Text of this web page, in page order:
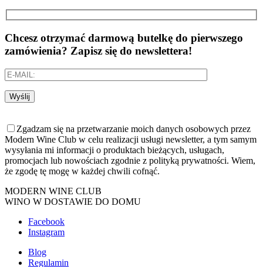
Chcesz otrzymać darmową butelkę do pierwszego
zamówienia? Zapisz się do newslettera!
Wyślij
Zgadzam się na przetwarzanie moich danych osobowych przez
Modern Wine Club w celu realizacji usługi newsletter, a tym samym
wysyłania mi informacji o produktach bieżących, usługach,
promocjach lub nowościach zgodnie z polityką prywatności. Wiem,
że zgodę tę mogę w każdej chwili cofnąć.
MODERN WINE CLUB
WINO W DOSTAWIE DO DOMU
Facebook
Instagram
Blog
Regulamin